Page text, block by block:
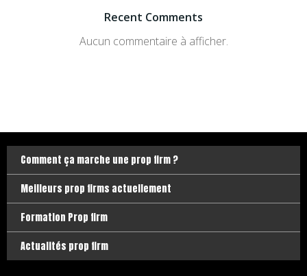
Recent Comments
Aucun commentaire à afficher.
Comment ça marche une prop firm ?
Meilleurs prop firms actuellement
Formation Prop firm
Actualités prop firm